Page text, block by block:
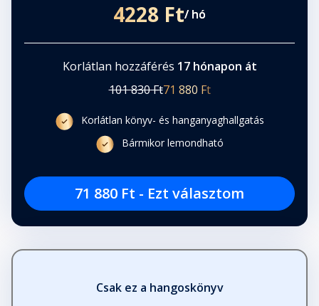
4228 Ft/ hó
Korlátlan hozzáférés 17 hónapon át
101 830 Ft71 880 Ft
Korlátlan könyv- és hanganyaghallgatás
Bármikor lemondható
71 880 Ft - Ezt választom
Csak ez a hangoskönyv